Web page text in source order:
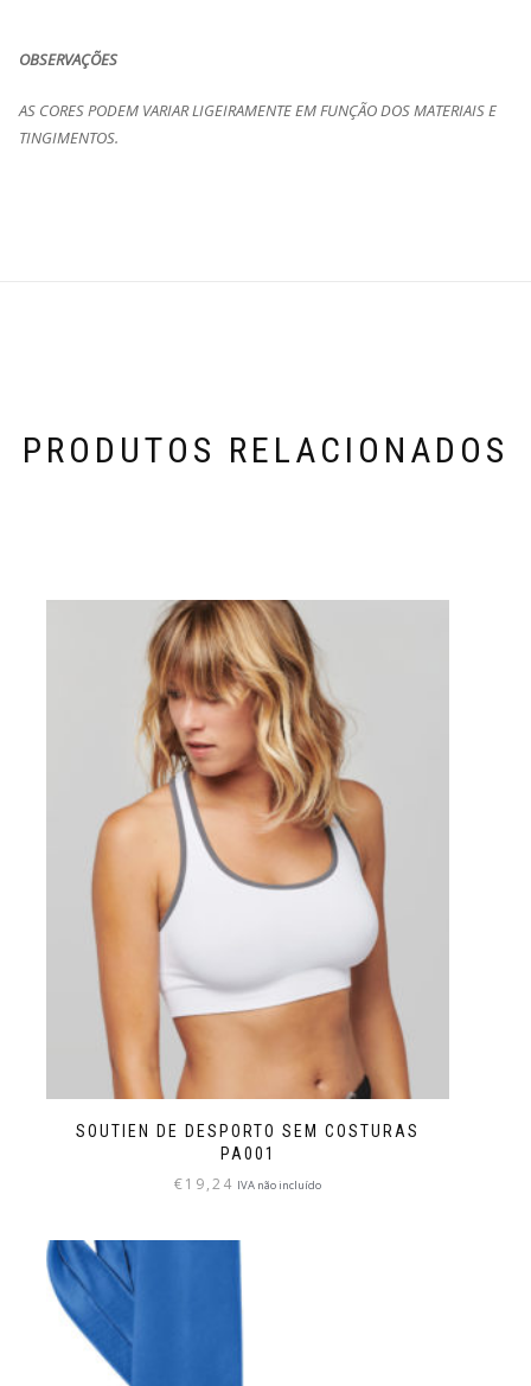
OBSERVAÇÕES
AS CORES PODEM VARIAR LIGEIRAMENTE EM FUNÇÃO DOS MATERIAIS E
TINGIMENTOS.
PRODUTOS RELACIONADOS
SOUTIEN DE DESPORTO SEM COSTURAS
PA001
€19,24 IVA não incluído